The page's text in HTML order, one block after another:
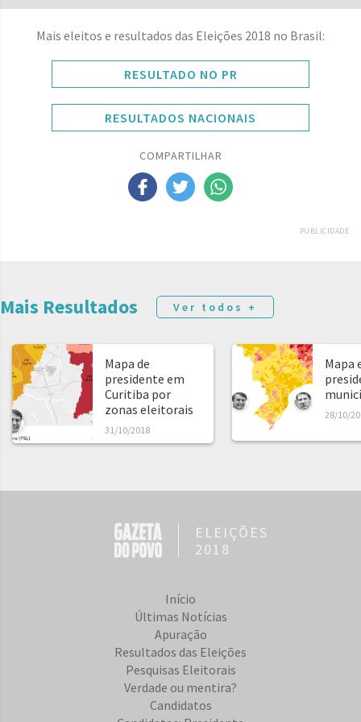
Mais eleitos e resultados das Eleições 2018 no Brasil:
RESULTADO NO PR
RESULTADOS NACIONAIS
COMPARTILHAR
PUBLICIDADE
Mais Resultados Ver todos +
Mapa de
presidente em
Curitiba por
zonas eleitorais
31/10/2018
Mapa
28/10/
ELEIÇÕES
2018
Início
Últimas Notícias
Apuração
Resultados das Eleições
Pesquisas Eleitorais
Verdade ou mentira?
Candidatos